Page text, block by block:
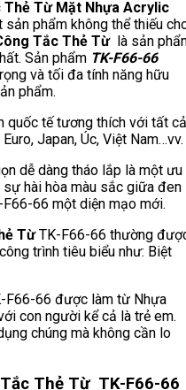
Thẻ Từ Mặt Nhựa Acrylic
sản phẩm không thể thiếu
Tắc Thẻ Từ là sản
Sản phẩm TK-F66-66
và tối đa tính năng hữu
phẩm.
quốc tế tương thích với tất cả
Japan, Úc, Việt Nam…vv.
dễ dàng tháo lắp là một ưu
hài hòa màu sắc giữa đen
66 một diện mạo mới.
TừTK-F66-66 thường
trình tiêu biểu như: Biệt
F66-66 được làm từ Nhựa
con người kể cả là trẻ em.
chúng mà không cần lo
Thẻ Từ TK-F66-66